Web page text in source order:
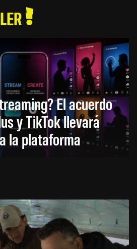
El acuerdo
y TikTok llevará
la plataforma